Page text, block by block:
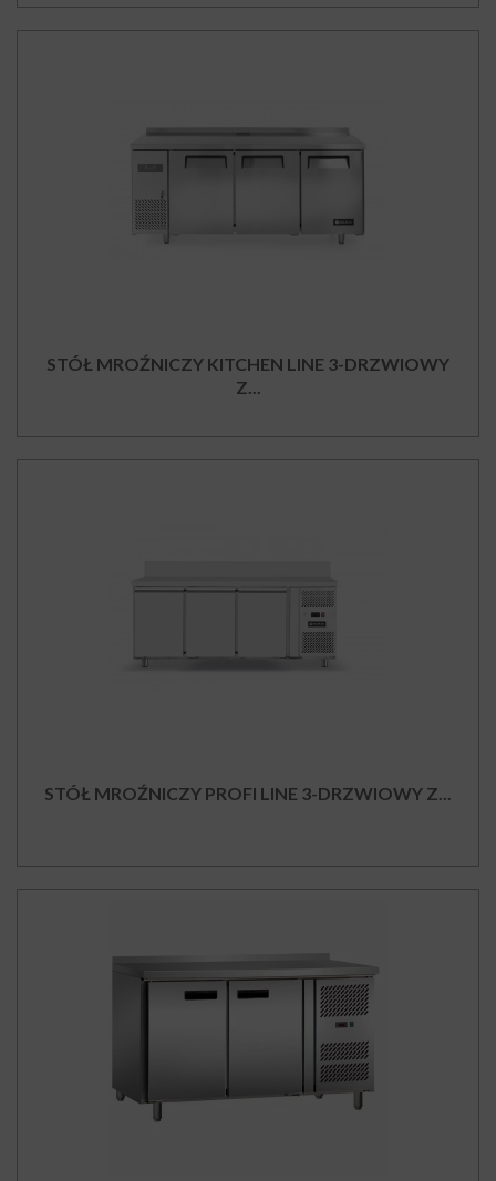
STÓŁ MROŹNICZY KITCHEN LINE 3-DRZWIOWY
Z...
STÓŁ MROŹNICZY PROFI LINE 3-DRZWIOWY Z...